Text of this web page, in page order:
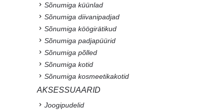
Sõnumiga küünlad
Sõnumiga diivanipadjad
Sõnumiga köögirätikud
Sõnumiga padjapüürid
Sõnumiga põlled
Sõnumiga kotid
Sõnumiga kosmeetikakotid
AKSESSUAARID
Joogipudelid